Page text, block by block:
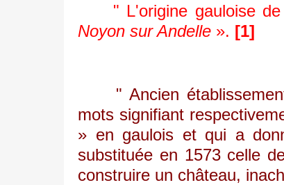
" L'origine gauloise de
Noyon sur Andelle ». [1]
" Ancien établissement
mots signifiant
» en gaulois et qui a
substituée en 1573 celle
construire un château,